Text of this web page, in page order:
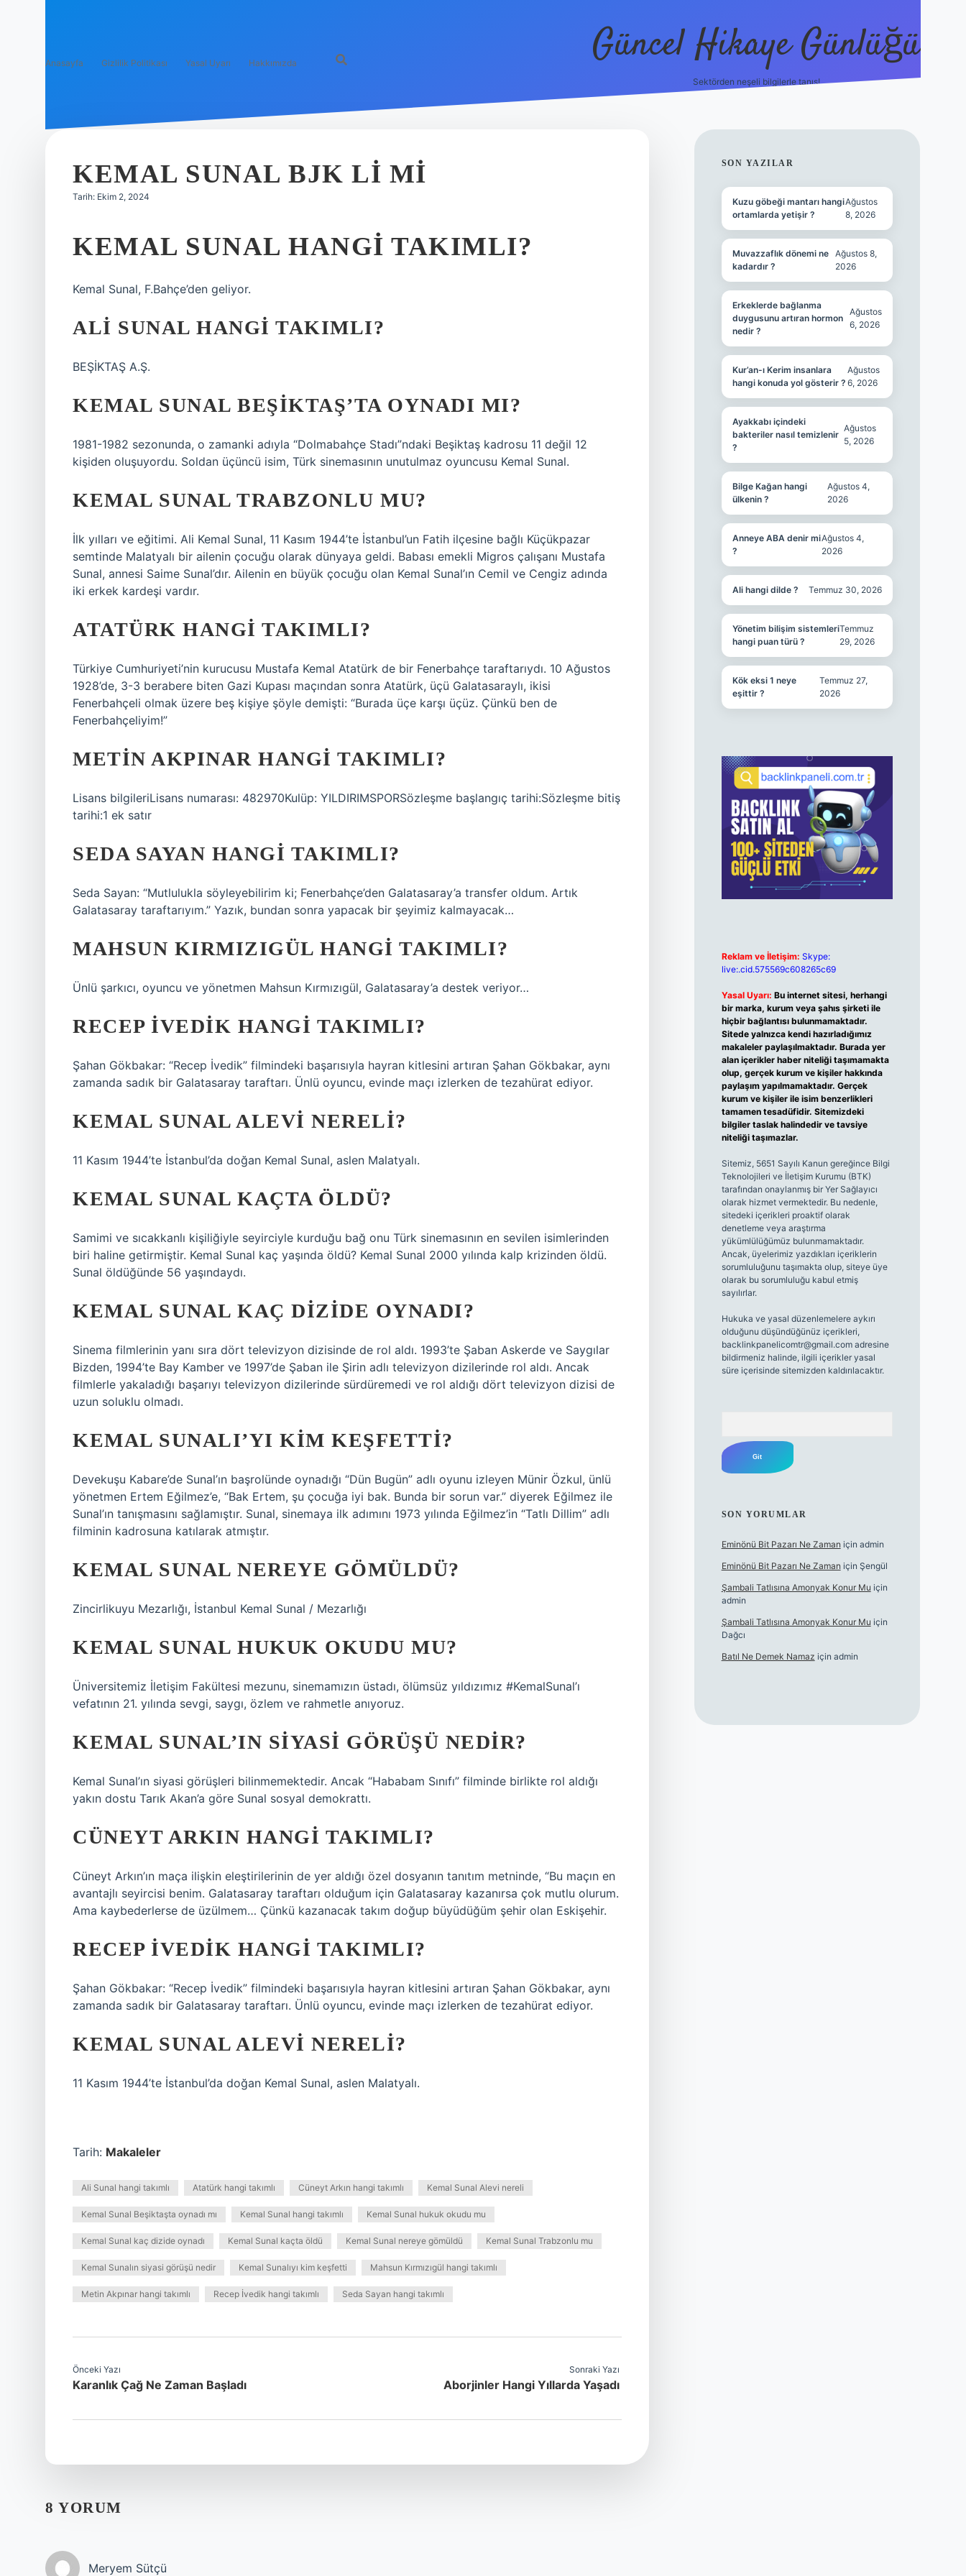
Anasayfa Gizlilik Politikası Yasal Uyarı Hakkımızda Güncel Hikaye Günlüğü
Sektörden neşeli bilgilerle tanış!
KEMAL SUNAL BJK LI MI
Tarih: Ekim 2, 2024
KEMAL SUNAL HANGI TAKIMLI?
Kemal Sunal, F.Bahçe’den geliyor.
ALI SUNAL HANGI TAKIMLI?
BEŞİKTAŞ A.Ş.
KEMAL SUNAL BEŞIKTAŞ’TA OYNADI MI?
1981-1982 sezonunda, o zamanki adıyla “Dolmabahçe Stadı”ndaki Beşiktaş kadrosu 11 değil 12
kişiden oluşuyordu. Soldan üçüncü isim, Türk sinemasının unutulmaz oyuncusu Kemal Sunal.
KEMAL SUNAL TRABZONLU MU?
İlk yılları ve eğitimi. Ali Kemal Sunal, 11 Kasım 1944’te İstanbul’un Fatih ilçesine bağlı Küçükpazar
semtinde Malatyalı bir ailenin çocuğu olarak dünyaya geldi. Babası emekli Migros çalışanı Mustafa
Sunal, annesi Saime Sunal’dır. Ailenin en büyük çocuğu olan Kemal Sunal’ın Cemil ve Cengiz adında
iki erkek kardeşi vardır.
ATATÜRK HANGI TAKIMLI?
Türkiye Cumhuriyeti’nin kurucusu Mustafa Kemal Atatürk de bir Fenerbahçe taraftarıydı. 10 Ağustos
1928’de, 3-3 berabere biten Gazi Kupası maçından sonra Atatürk, üçü Galatasaraylı, ikisi
Fenerbahçeli olmak üzere beş kişiye şöyle demişti: “Burada üçe karşı üçüz. Çünkü ben de
Fenerbahçeliyim!”
METIN AKPINAR HANGI TAKIMLI?
Lisans bilgileriLisans numarası: 482970Kulüp: YILDIRIMSPORSözleşme başlangıç ​​tarihi:Sözleşme bitiş
tarihi:1 ek satır
SEDA SAYAN HANGI TAKIMLI?
Seda Sayan: “Mutlulukla söyleyebilirim ki; Fenerbahçe’den Galatasaray’a transfer oldum. Artık
Galatasaray taraftarıyım.” Yazık, bundan sonra yapacak bir şeyimiz kalmayacak…
MAHSUN KIRMIZIGÜL HANGI TAKIMLI?
Ünlü şarkıcı, oyuncu ve yönetmen Mahsun Kırmızıgül, Galatasaray’a destek veriyor…
RECEP İVEDIK HANGI TAKIMLI?
Şahan Gökbakar: “Recep İvedik” filmindeki başarısıyla hayran kitlesini artıran Şahan Gökbakar, aynı
zamanda sadık bir Galatasaray taraftarı. Ünlü oyuncu, evinde maçı izlerken de tezahürat ediyor.
KEMAL SUNAL ALEVI NERELI?
11 Kasım 1944’te İstanbul’da doğan Kemal Sunal, aslen Malatyalı.
KEMAL SUNAL KAÇTA ÖLDÜ?
Samimi ve sıcakkanlı kişiliğiyle seyirciyle kurduğu bağ onu Türk sinemasının en sevilen isimlerinden
biri haline getirmiştir. Kemal Sunal kaç yaşında öldü? Kemal Sunal 2000 yılında kalp krizinden öldü.
Sunal öldüğünde 56 yaşındaydı.
KEMAL SUNAL KAÇ DIZIDE OYNADI?
Sinema filmlerinin yanı sıra dört televizyon dizisinde de rol aldı. 1993’te Şaban Askerde ve Saygılar
Bizden, 1994’te Bay Kamber ve 1997’de Şaban ile Şirin adlı televizyon dizilerinde rol aldı. Ancak
filmlerle yakaladığı başarıyı televizyon dizilerinde sürdüremedi ve rol aldığı dört televizyon dizisi de
uzun soluklu olmadı.
KEMAL SUNALI’YI KIM KEŞFETTI?
Devekuşu Kabare’de Sunal’ın başrolünde oynadığı “Dün Bugün” adlı oyunu izleyen Münir Özkul, ünlü
yönetmen Ertem Eğilmez’e, “Bak Ertem, şu çocuğa iyi bak. Bunda bir sorun var.” diyerek Eğilmez ile
Sunal’ın tanışmasını sağlamıştır. Sunal, sinemaya ilk adımını 1973 yılında Eğilmez’in “Tatlı Dillim” adlı
filminin kadrosuna katılarak atmıştır.
KEMAL SUNAL NEREYE GÖMÜLDÜ?
Zincirlikuyu Mezarlığı, İstanbul Kemal Sunal / Mezarlığı
KEMAL SUNAL HUKUK OKUDU MU?
Üniversitemiz İletişim Fakültesi mezunu, sinemamızın üstadı, ölümsüz yıldızımız #KemalSunal’ı
vefatının 21. yılında sevgi, saygı, özlem ve rahmetle anıyoruz.
KEMAL SUNAL’IN SIYASI GÖRÜŞÜ NEDIR?
Kemal Sunal’ın siyasi görüşleri bilinmemektedir. Ancak “Hababam Sınıfı” filminde birlikte rol aldığı
yakın dostu Tarık Akan’a göre Sunal sosyal demokrattı.
CÜNEYT ARKIN HANGI TAKIMLI?
Cüneyt Arkın’ın maça ilişkin eleştirilerinin de yer aldığı özel dosyanın tanıtım metninde, “Bu maçın en
avantajlı seyircisi benim. Galatasaray taraftarı olduğum için Galatasaray kazanırsa çok mutlu olurum.
Ama kaybederlerse de üzülmem… Çünkü kazanacak takım doğup büyüdüğüm şehir olan Eskişehir.
RECEP İVEDIK HANGI TAKIMLI?
Şahan Gökbakar: “Recep İvedik” filmindeki başarısıyla hayran kitlesini artıran Şahan Gökbakar, aynı
zamanda sadık bir Galatasaray taraftarı. Ünlü oyuncu, evinde maçı izlerken de tezahürat ediyor.
KEMAL SUNAL ALEVI NERELI?
11 Kasım 1944’te İstanbul’da doğan Kemal Sunal, aslen Malatyalı.
Tarih: Makaleler
Ali Sunal hangi takımlı Atatürk hangi takımlı Cüneyt Arkın hangi takımlı Kemal Sunal Alevi nereli
Kemal Sunal Beşiktaşta oynadı mı Kemal Sunal hangi takımlı Kemal Sunal hukuk okudu mu
Kemal Sunal kaç dizide oynadı Kemal Sunal kaçta öldü Kemal Sunal nereye gömüldü Kemal Sunal Trabzonlu mu
Kemal Sunalın siyasi görüşü nedir Kemal Sunalıyı kim keşfetti Mahsun Kırmızıgül hangi takımlı
Metin Akpınar hangi takımlı Recep İvedik hangi takımlı Seda Sayan hangi takımlı
Önceki Yazı
Karanlık Çağ Ne Zaman Başladı
Sonraki Yazı
Aborjinler Hangi Yıllarda Yaşadı
8 YORUM
Meryem Sütçü
SIDEBAR
SON YAZILAR
Kuzu göbeği mantarı hangi
ortamlarda yetişir ?
Ağustos
8, 2026
Muvazzaflık dönemi ne
kadardır ?
Ağustos 8,
2026
Erkeklerde bağlanma
duygusunu artıran hormon
nedir ?
Ağustos
6, 2026
Kur’an-ı Kerim insanlara
hangi konuda yol gösterir ?
Ağustos
6, 2026
Ayakkabı içindeki
bakteriler nasıl temizlenir
?
Ağustos
5, 2026
Bilge Kağan hangi
ülkenin ?
Ağustos 4,
2026
Anneye ABA denir mi
?
Ağustos 4,
2026
Ali hangi dilde ? Temmuz 30, 2026
Yönetim bilişim sistemleri
hangi puan türü ?
Temmuz
29, 2026
Kök eksi 1 neye
eşittir ?
Temmuz 27,
2026
Reklam ve İletişim: Skype:
live:.cid.575569c608265c69
Yasal Uyarı: Bu internet sitesi, herhangi
bir marka, kurum veya şahıs şirketi ile
hiçbir bağlantısı bulunmamaktadır.
Sitede yalnızca kendi hazırladığımız
makaleler paylaşılmaktadır. Burada yer
alan içerikler haber niteliği taşımamakta
olup, gerçek kurum ve kişiler hakkında
paylaşım yapılmamaktadır. Gerçek
kurum ve kişiler ile isim benzerlikleri
tamamen tesadüfidir. Sitemizdeki
bilgiler taslak halindedir ve tavsiye
niteliği taşımazlar.
Sitemiz, 5651 Sayılı Kanun gereğince Bilgi
Teknolojileri ve İletişim Kurumu (BTK)
tarafından onaylanmış bir Yer Sağlayıcı
olarak hizmet vermektedir. Bu nedenle,
sitedeki içerikleri proaktif olarak
denetleme veya araştırma
yükümlülüğümüz bulunmamaktadır.
Ancak, üyelerimiz yazdıkları içeriklerin
sorumluluğunu taşımakta olup, siteye üye
olarak bu sorumluluğu kabul etmiş
sayılırlar.
Hukuka ve yasal düzenlemelere aykırı
olduğunu düşündüğünüz içerikleri,
backlinkpanelicomtr@gmail.comadresine
bildirmeniz halinde, ilgili içerikler yasal
süre içerisinde sitemizden kaldırılacaktır.
SON YORUMLAR
Eminönü Bit Pazarı Ne Zaman için admin
Eminönü Bit Pazarı Ne Zaman için Şengül
Şambali Tatlısına Amonyak Konur Mu için
admin
Şambali Tatlısına Amonyak Konur Mu için
Dağcı
Batıl Ne Demek Namaz için admin
https://